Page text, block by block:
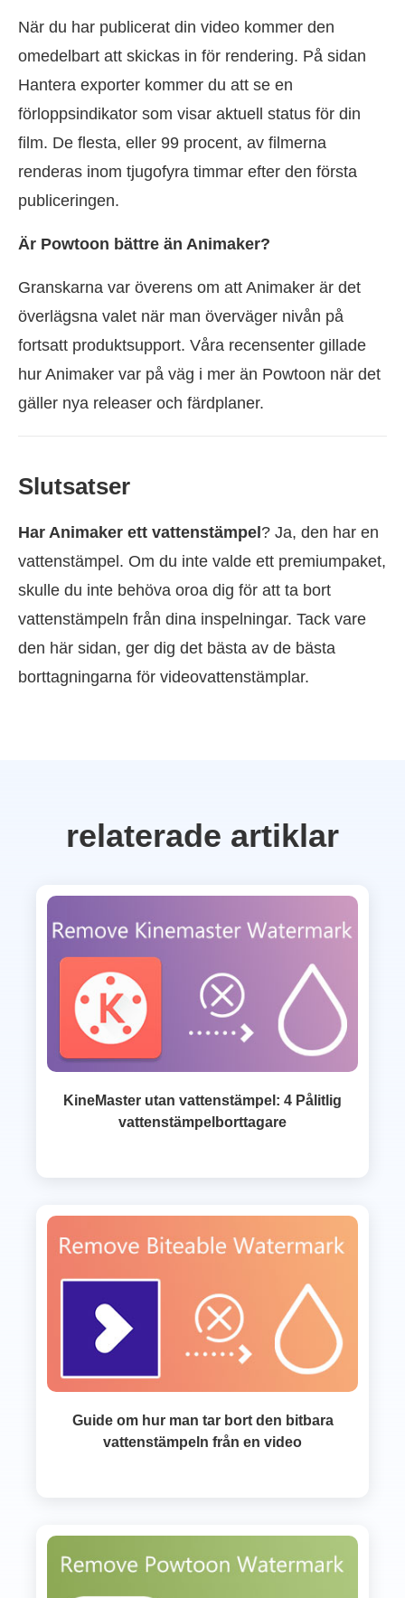
När du har publicerat din video kommer den
omedelbart att skickas in för rendering. På sidan
Hantera exporter kommer du att se en
förloppsindikator som visar aktuell status för din
film. De flesta, eller 99 procent, av filmerna
renderas inom tjugofyra timmar efter den första
publiceringen.
Är Powtoon bättre än Animaker?
Granskarna var överens om att Animaker är det
överlägsna valet när man överväger nivån på
fortsatt produktsupport. Våra recensenter gillade
hur Animaker var på väg i mer än Powtoon när det
gäller nya releaser och färdplaner.
Slutsatser
Har Animaker ett vattenstämpel? Ja, den har en
vattenstämpel. Om du inte valde ett premiumpaket,
skulle du inte behöva oroa dig för att ta bort
vattenstämpeln från dina inspelningar. Tack vare
den här sidan, ger dig det bästa av de bästa
borttagningarna för videovattenstämplar.
relaterade artiklar
KineMaster utan vattenstämpel: 4 Pålitlig
vattenstämpelborttagare
Guide om hur man tar bort den bitbara
vattenstämpeln från en video